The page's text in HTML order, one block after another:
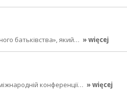
батьківства», який… » więcej
конференції… » więcej